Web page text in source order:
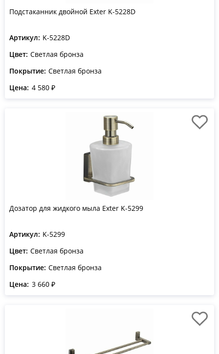
Подстаканник двойной Exter K-5228D
Артикул: K-5228D
Цвет: Светлая бронза
Покрытие: Светлая бронза
Цена: 4 580 ₽
Дозатор для жидкого мыла Exter K-5299
Артикул: K-5299
Цвет: Светлая бронза
Покрытие: Светлая бронза
Цена: 3 660 ₽